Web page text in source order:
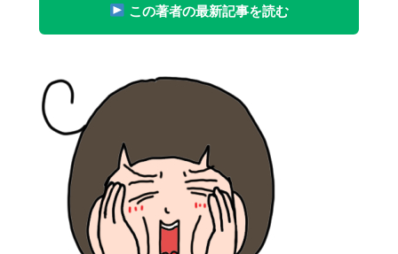
この著者の最新記事を読む